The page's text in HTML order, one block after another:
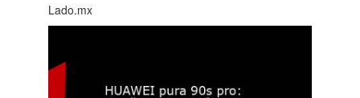
Lado.mx